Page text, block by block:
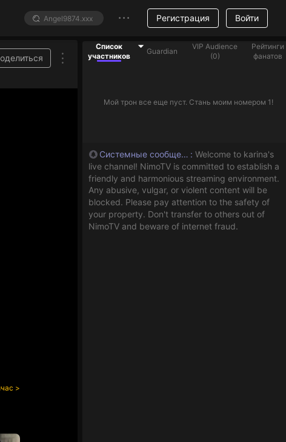
Регистрация Войти
бриллиантовые подарки, чтобы помочь стримерам из списка
Список
участников
Guardian
VIP Audience
(0)
Рейтинги
фанатов
Мой трон все еще пуст. Стань моим номером 1!
Системные сообщения : Welcome to karina's
live channel! NimoTV is committed to establish a
friendly and harmonious streaming environment.
Any abusive, vulgar, or violent content will be
blocked. Please pay attention to the safety of
your property. Don't transfer to others out of
NimoTV and beware of internet fraud.